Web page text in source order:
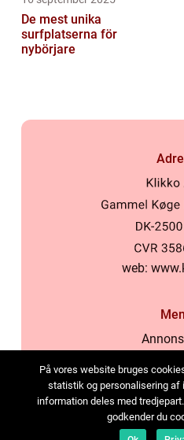
De mest unika
surfplatserna för
nybörjare
web:
På vores website bruges
statistik og personalisering af
information deles med
godkender du